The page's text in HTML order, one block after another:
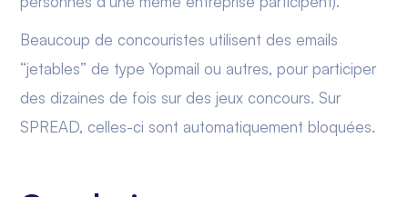
Beaucoup de concouristes utilisent des emails
“jetables” de type Yopmail ou autres, pour participer
des dizaines de fois sur des jeux concours. Sur
SPREAD, celles-ci sont automatiquement bloquées.